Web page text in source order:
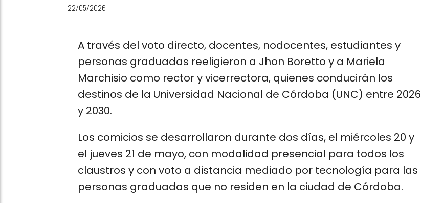
22/05/2026
A través del voto directo, docentes, nodocentes, estudiantes y
personas graduadas reeligieron a Jhon Boretto y a Mariela
Marchisio como rector y vicerrectora, quienes conducirán los
destinos de la Universidad Nacional de Córdoba (UNC) entre 2026
y 2030.
Los comicios se desarrollaron durante dos días, el miércoles 20 y
el jueves 21 de mayo, con modalidad presencial para todos los
claustros y con voto a distancia mediado por tecnología para las
personas graduadas que no residen en la ciudad de Córdoba.